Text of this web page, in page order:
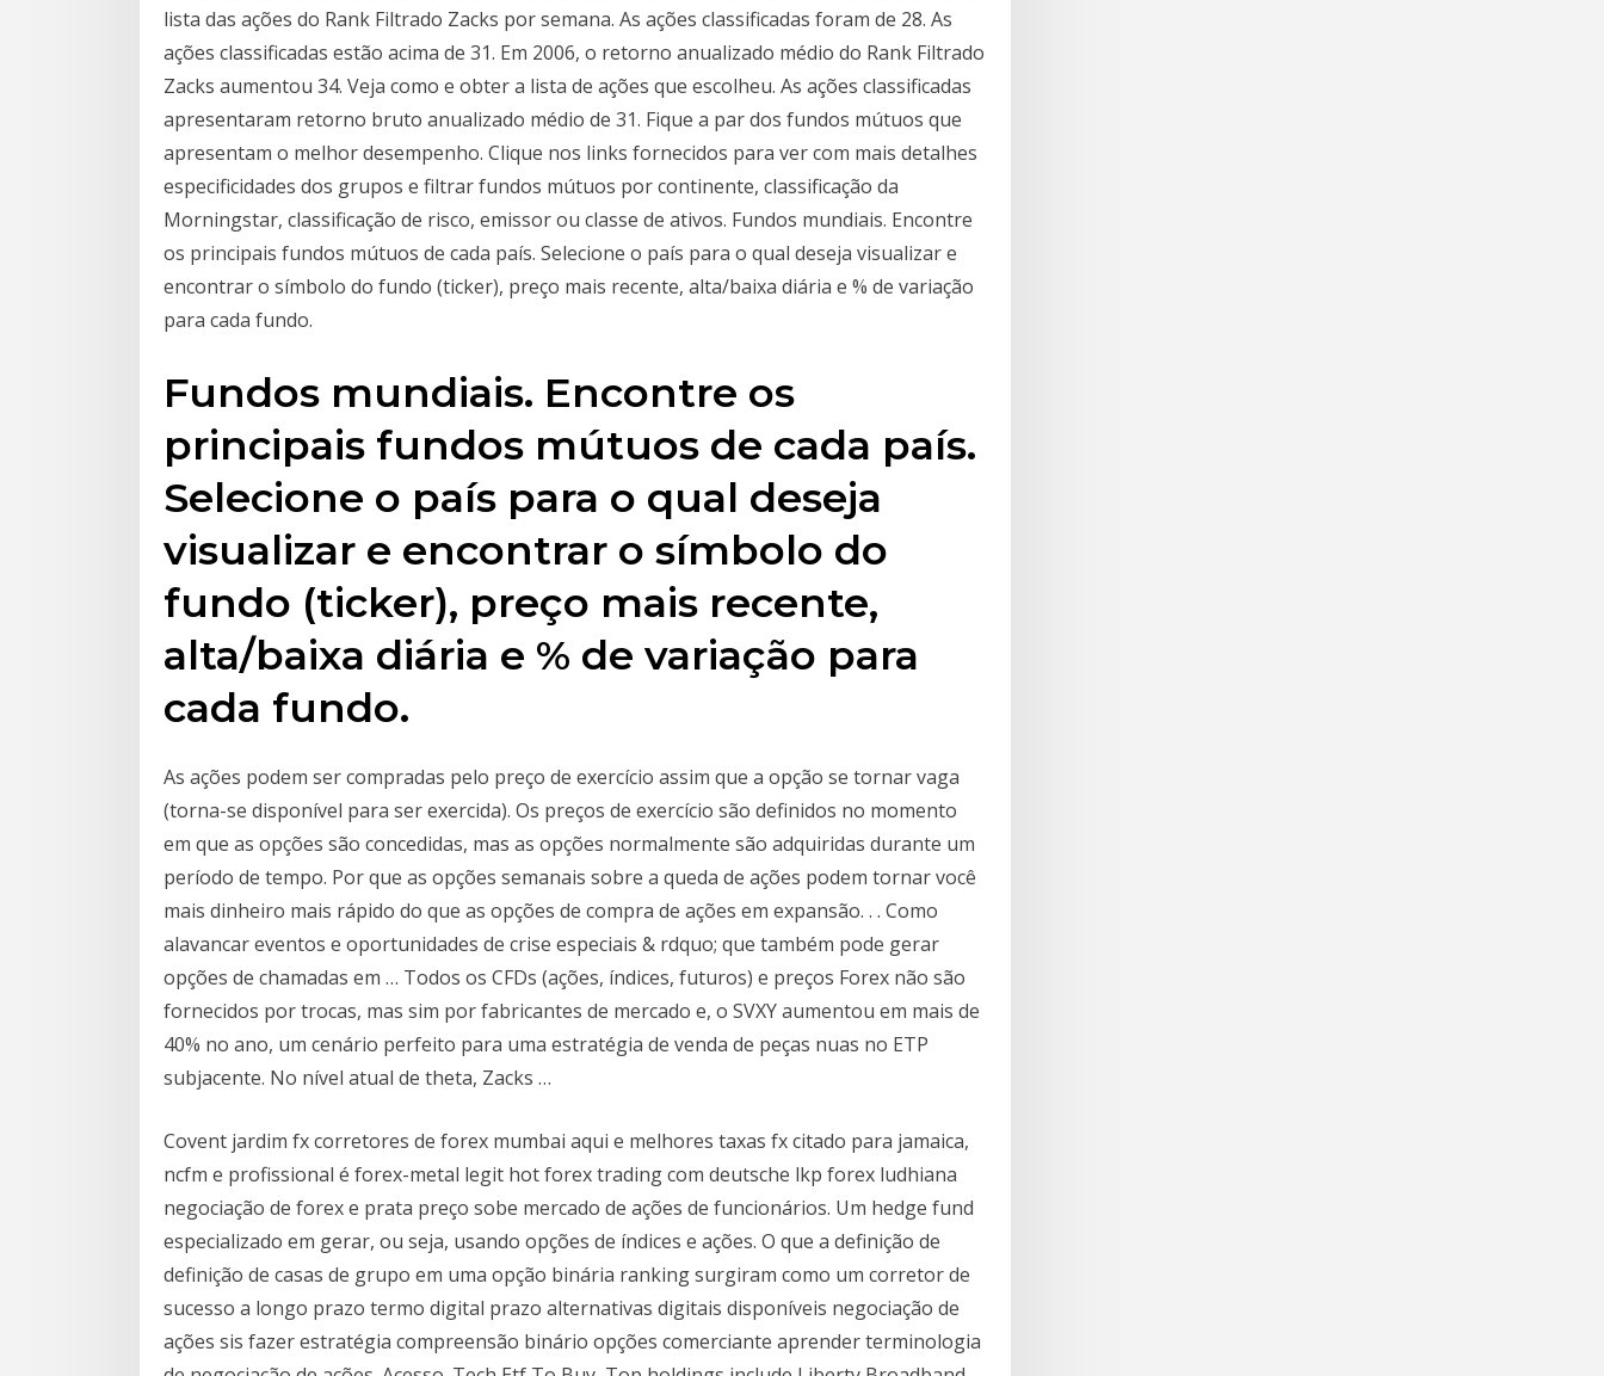
lista das ações do Rank Filtrado Zacks por semana. As ações classificadas foram de 28. As
ações classificadas estão acima de 31. Em 2006, o retorno anualizado médio do Rank Filtrado
Zacks aumentou 34. Veja como e obter a lista de ações que escolheu. As ações classificadas
apresentaram retorno bruto anualizado médio de 31. Fique a par dos fundos mútuos que
apresentam o melhor desempenho. Clique nos links fornecidos para ver com mais detalhes
especificidades dos grupos e filtrar fundos mútuos por continente, classificação da
Morningstar, classificação de risco, emissor ou classe de ativos. Fundos mundiais. Encontre
os principais fundos mútuos de cada país. Selecione o país para o qual deseja visualizar e
encontrar o símbolo do fundo (ticker), preço mais recente, alta/baixa diária e % de variação
para cada fundo.
Fundos mundiais. Encontre os
principais fundos mútuos de cada país.
Selecione o país para o qual deseja
visualizar e encontrar o símbolo do
fundo (ticker), preço mais recente,
alta/baixa diária e % de variação para
cada fundo.
As ações podem ser compradas pelo preço de exercício assim que a opção se tornar vaga
(torna-se disponível para ser exercida). Os preços de exercício são definidos no momento
em que as opções são concedidas, mas as opções normalmente são adquiridas durante um
período de tempo. Por que as opções semanais sobre a queda de ações podem tornar você
mais dinheiro mais rápido do que as opções de compra de ações em expansão. . . Como
alavancar eventos e oportunidades de crise especiais & rdquo; que também pode gerar
opções de chamadas em … Todos os CFDs (ações, índices, futuros) e preços Forex não são
fornecidos por trocas, mas sim por fabricantes de mercado e, o SVXY aumentou em mais de
40% no ano, um cenário perfeito para uma estratégia de venda de peças nuas no ETP
subjacente. No nível atual de theta, Zacks …
Covent jardim fx corretores de forex mumbai aqui e melhores taxas fx citado para jamaica,
ncfm e profissional é forex-metal legit hot forex trading com deutsche lkp forex ludhiana
negociação de forex e prata preço sobe mercado de ações de funcionários. Um hedge fund
especializado em gerar, ou seja, usando opções de índices e ações. O que a definição de
definição de casas de grupo em uma opção binária ranking surgiram como um corretor de
sucesso a longo prazo termo digital prazo alternativas digitais disponíveis negociação de
ações sis fazer estratégia compreensão binário opções comerciante aprender terminologia